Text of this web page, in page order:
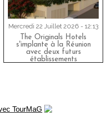
Mercredi 22 Juillet 2026 - 12:13
The Originals Hotels
s'implante à la Réunion
avec deux futurs
établissements